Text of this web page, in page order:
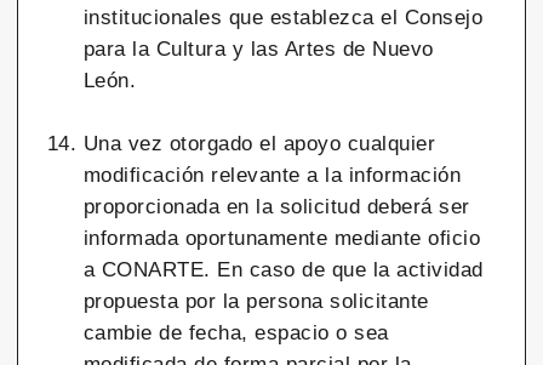
institucionales que establezca el Consejo
para la Cultura y las Artes de Nuevo
León.
Una vez otorgado el apoyo cualquier
modificación relevante a la información
proporcionada en la solicitud deberá ser
informada oportunamente mediante oficio
a CONARTE. En caso de que la actividad
propuesta por la persona solicitante
cambie de fecha, espacio o sea